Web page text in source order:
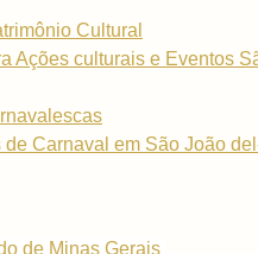
Cultural
Ações culturais e Eventos
Carnaval em São João
de Minas Gerais